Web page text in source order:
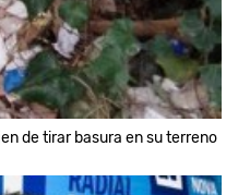
de tirar basura en su terreno